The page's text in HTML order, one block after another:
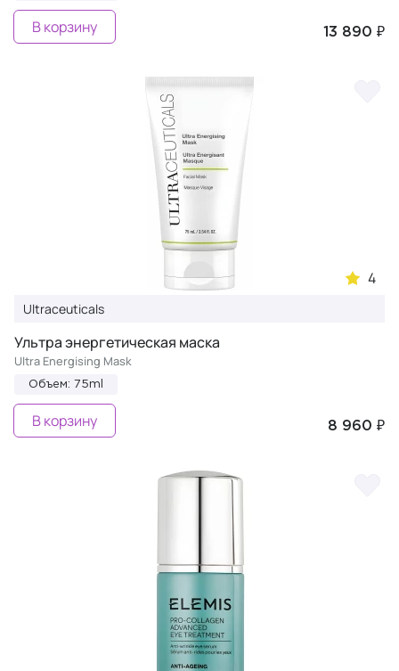
13 890 ₽
В корзину
4
Ultraceuticals
Ультра энергетическая маска
Ultra Energising Mask
Объем: 75ml
8 960 ₽
В корзину